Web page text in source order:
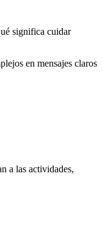
significa cuidar
en mensajes claros
a las actividades,